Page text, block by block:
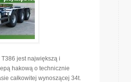
jest największą i
hakową o technicznie
całkowitej wynoszącej 34t.